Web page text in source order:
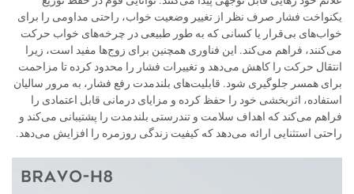
یکنواخت فشار صرف نظر از تغییر وضعیت خواب، راحتی مداومی را برای
خواب‌های بی‌قرار یا کسانی که به طور طبیعی در چرخه‌های خواب حرکت
می‌کنند، فراهم می‌کند. این فناوری همچنین برای زوج‌ها مفید است، زیرا
انتقال حرکت را کاهش می‌دهد و تغییرات فشار را محدود کرده تا مزاحمت
برای همسر جلوگیری شود. قابلیت‌های بلندمدت رفع فشار، به مرور سالیان
استفاده، اثربخشی خود را حفظ کرده و مزایای درمانی قابل اعتمادی را
فراهم می‌کند که اهداف سلامت و تندرستی بلندمدت را پشتیبانی می‌کند و
راحتی استثنایی ارائه می‌دهد که کیفیت زندگی روزمره را افزایش می‌دهد.